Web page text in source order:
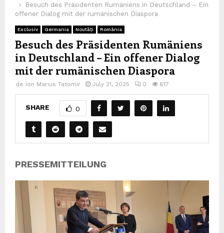
Besuch des Präsidenten Rumäniens in Deutschland – Ein
offener Dialog mit der rumänischen Diaspora
Exclusiv Germania Noutăți România
Besuch des Präsidenten Rumäniens
in Deutschland – Ein offener Dialog
mit der rumänischen Diaspora
de Ion Marius Tatomir July 21, 2025 0 617
SHARE 0
PRESSEMITTEILUNG